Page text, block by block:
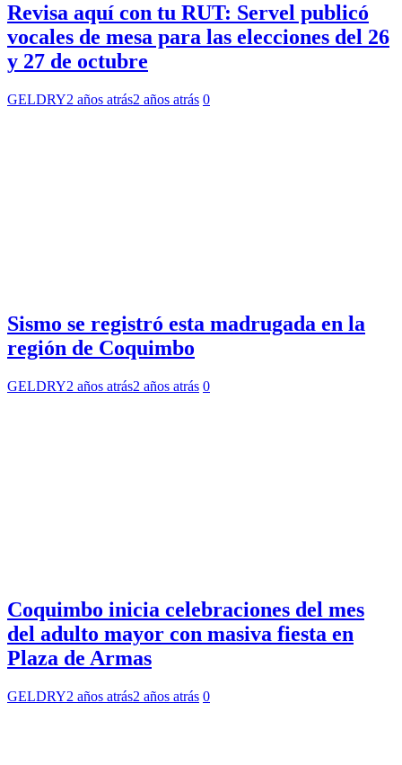
Revisa aquí con tu RUT: Servel publicó
vocales de mesa para las elecciones del 26
y 27 de octubre
GELDRY2 años atrás2 años atrás 0
Sismo se registró esta madrugada en la
región de Coquimbo
GELDRY2 años atrás2 años atrás 0
Coquimbo inicia celebraciones del mes
del adulto mayor con masiva fiesta en
Plaza de Armas
GELDRY2 años atrás2 años atrás 0